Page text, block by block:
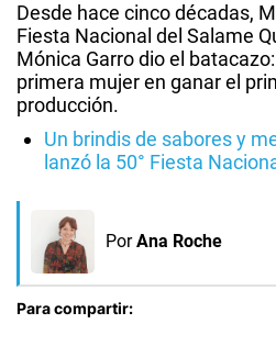
Desde hace cinco décadas,
Fiesta Nacional del Salame
Mónica Garro dio el
primera mujer en ganar el
producción.
Un brindis de sabores y
lanzó la 50° Fiesta
Por Ana Roche
Para compartir: